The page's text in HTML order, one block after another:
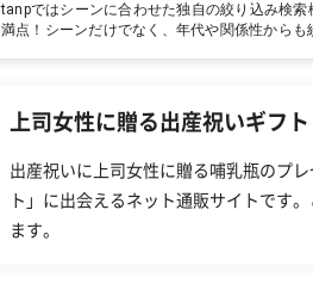
tanpではシーンに合わせた独自の絞り込み検
満点！シーンだけでなく、年代や関係性から
上司女性に贈る出産祝いギフ
出産祝いに上司女性に贈る哺乳瓶のプ
ト」に出会えるネット通販サイトです
ます。